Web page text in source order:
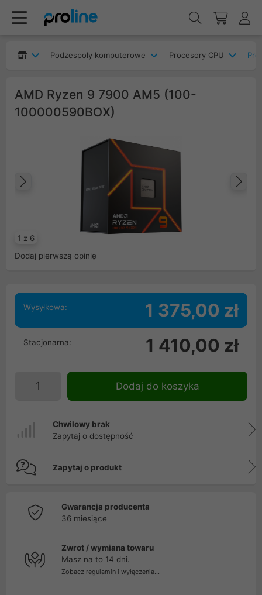
Podzespoły komputerowe Procesory CPU
AMD Ryzen 9 7900 AM5 (100-
100000590BOX)
1 z 6
Poprzedni
Dodaj pierwszą opinię
Wysyłkowa: 1 375,00 zł
Stacjonarna: 1 410,00 zł
Dodaj do koszyka
Chwilowy brak
Zapytaj o dostępność
Zapytaj o produkt
Gwarancja producenta
36 miesiące
Zwrot / wymiana towaru
Masz na to 14 dni.
Zobacz regulamin i wyłączenia...